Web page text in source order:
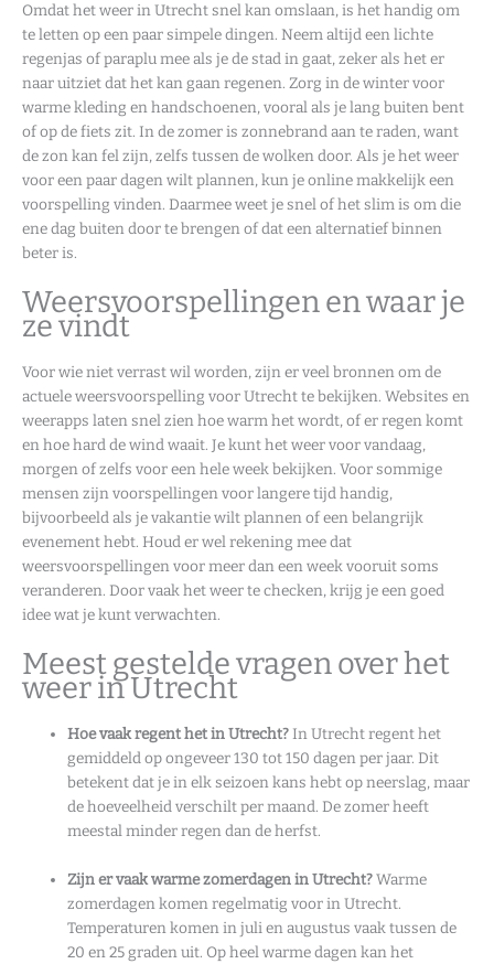
Omdat het weer in Utrecht snel kan omslaan, is het handig om
te letten op een paar simpele dingen. Neem altijd een lichte
regenjas of paraplu mee als je de stad in gaat, zeker als het er
naar uitziet dat het kan gaan regenen. Zorg in de winter voor
warme kleding en handschoenen, vooral als je lang buiten bent
of op de fiets zit. In de zomer is zonnebrand aan te raden, want
de zon kan fel zijn, zelfs tussen de wolken door. Als je het weer
voor een paar dagen wilt plannen, kun je online makkelijk een
voorspelling vinden. Daarmee weet je snel of het slim is om die
ene dag buiten door te brengen of dat een alternatief binnen
beter is.
Weersvoorspellingen en waar je
ze vindt
Voor wie niet verrast wil worden, zijn er veel bronnen om de
actuele weersvoorspelling voor Utrecht te bekijken. Websites en
weerapps laten snel zien hoe warm het wordt, of er regen komt
en hoe hard de wind waait. Je kunt het weer voor vandaag,
morgen of zelfs voor een hele week bekijken. Voor sommige
mensen zijn voorspellingen voor langere tijd handig,
bijvoorbeeld als je vakantie wilt plannen of een belangrijk
evenement hebt. Houd er wel rekening mee dat
weersvoorspellingen voor meer dan een week vooruit soms
veranderen. Door vaak het weer te checken, krijg je een goed
idee wat je kunt verwachten.
Meest gestelde vragen over het
weer in Utrecht
Hoe vaak regent het in Utrecht?In Utrecht regent het
gemiddeld op ongeveer 130 tot 150 dagen per jaar. Dit
betekent dat je in elk seizoen kans hebt op neerslag, maar
de hoeveelheid verschilt per maand. De zomer heeft
meestal minder regen dan de herfst.
Zijn er vaak warme zomerdagen in Utrecht?Warme
zomerdagen komen regelmatig voor in Utrecht.
Temperaturen komen in juli en augustus vaak tussen de
20 en 25 graden uit. Op heel warme dagen kan het